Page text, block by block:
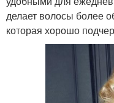
делает волосы более
которая хорошо